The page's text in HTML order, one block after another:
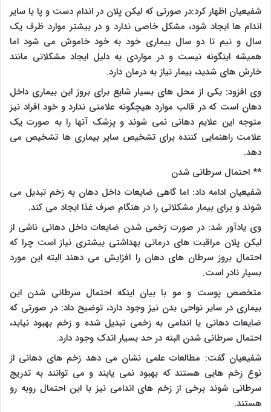
شفیعیان اظهار کرد:در صورتی که لیکن پلان در اندام دست و پا یا سایر
اندام ها ایجاد شود، مشکل خاصی ندارد و در بیشتر موارد ظرف یک
سال و نیم تا دو سال بیماری خود به خود خاموش می شود اما
همیشه اینگونه نیست و در مواردی به دلیل ایجاد مشکلاتی مانند
خارش های شدید، بیمار نیاز به درمان دارد.
وی افزود: یکی از محل های بسیار شایع برای بروز این بیماری داخل
دهان است که در قالب موارد هیچگونه علامتی ندارد و خود افراد نیز
متوجه این علایم دهانی نمی شوند و پزشک آنها را به صورت یک
علامت راهنمایی کننده برای تشخیص سایر بیماری ها تشخیص می
دهد.
** احتمال سرطانی شدن
شفیعیان ادامه داد: اما گاهی ضایعات داخل دهان به زخم تبدیل می
شوند و برای بیمار مشکلاتی را در هنگام صرف غذا ایجاد می کند.
وی یادآور شد: در صورت زخمی شدن ضایعات داخل دهانی ناشی از
لیکن پلان مراقبت های درمانی بهداشتی بیشتری نیاز است چرا که
احتمال بروز سرطان های دهان را افزایش می دهند البته این مورد
بسیار نادر است.
متخصص پوست و مو با بیان اینکه احتمال سرطانی شدن این
بیماری در سایر نواحی بدن نیز وجود دارد، توضیح داد: در صورتی که
ضایعات دهانی یا اندامی به زخمی تبدیل شده و زخم بهبود نیابد،
احتمال سرطانی شدن البته در حد بسیار اندک وجود دارد.
شفیعیان گفت: مطالعات علمی نشان می دهد زخم های دهانی از
نوع زخم هایی هستند که بهبود نمی یابند و می توانند به تدریج
سرطانی شوند برخی از زخم های اندامی نیز با این احتمال روبه رو
هستند.